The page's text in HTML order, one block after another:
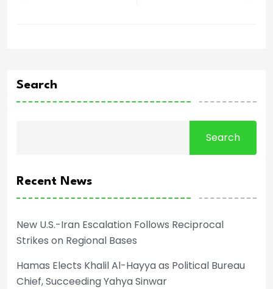
Search
Search
Recent News
New U.S.-Iran Escalation Follows Reciprocal
Strikes on Regional Bases
Hamas Elects Khalil Al-Hayya as Political Bureau
Chief, Succeeding Yahya Sinwar